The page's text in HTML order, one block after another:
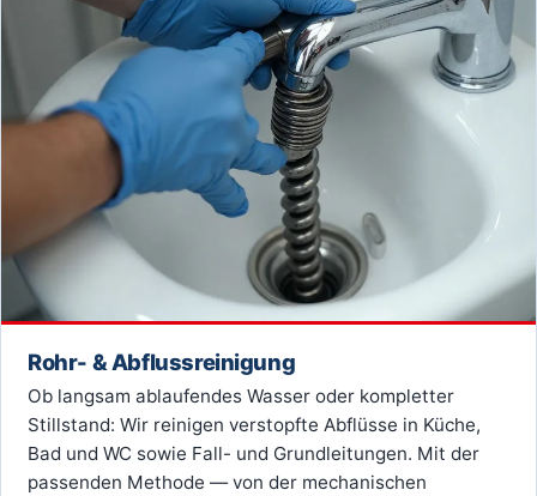
Rohr- & Abflussreinigung
Ob langsam ablaufendes Wasser oder kompletter
Stillstand: Wir reinigen verstopfte Abflüsse in Küche,
Bad und WC sowie Fall- und Grundleitungen. Mit der
passenden Methode — von der mechanischen